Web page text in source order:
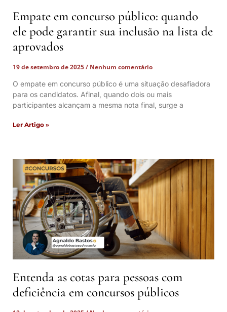
Empate em concurso público: quando
ele pode garantir sua inclusão na lista de
aprovados
19 de setembro de 2025
Nenhum comentário
O empate em concurso público é uma situação desafiadora
para os candidatos. Afinal, quando dois ou mais
participantes alcançam a mesma nota final, surge a
Ler Artigo »
Entenda as cotas para pessoas com
deficiência em concursos públicos